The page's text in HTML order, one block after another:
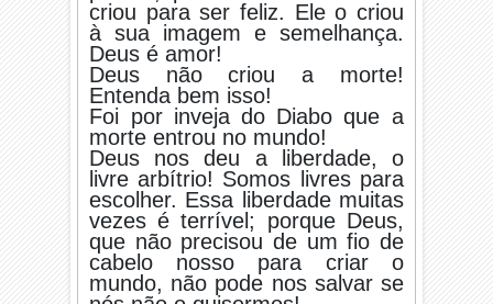
criou para ser feliz. Ele o criou
à sua imagem e semelhança.
Deus é amor!
Deus não criou a morte!
Entenda bem isso!
Foi por inveja do Diabo que a
morte entrou no mundo!
Deus nos deu a liberdade, o
livre arbítrio! Somos livres para
escolher. Essa liberdade muitas
vezes é terrível; porque Deus,
que não precisou de um fio de
cabelo nosso para criar o
mundo, não pode nos salvar se